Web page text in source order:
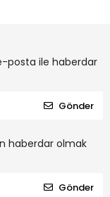
posta ile haberdar
Gönder
haberdar olmak
Gönder